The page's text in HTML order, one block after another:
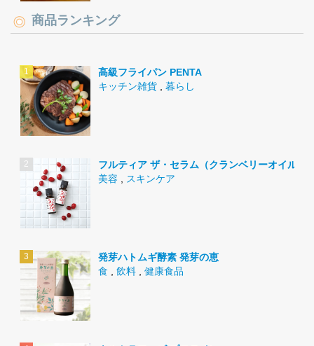
商品ランキング
高級フライパン PENTA
キッチン雑貨
暮らし
フルティア ザ・セラム（クランベリーオイル）
美容
スキンケア
発芽ハトムギ酵素 発芽の恵
食
飲料 健康食品